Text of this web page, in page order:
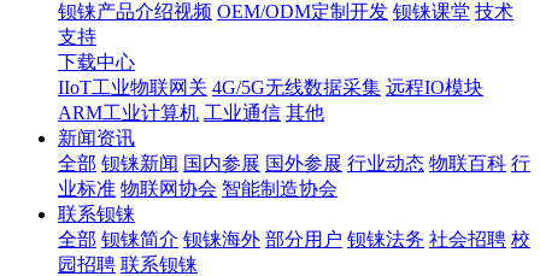
钡铼产品介绍视频 OEM/ODM定制开发 钡铼课堂 技术
支持
下载中心
IIoT工业物联网关 4G/5G无线数据采集 远程IO模块
ARM工业计算机 工业通信 其他
新闻资讯
全部 钡铼新闻 国内参展 国外参展 行业动态 物联百科 行
业标准 物联网协会 智能制造协会
联系钡铼
全部 钡铼简介 钡铼海外 部分用户 钡铼法务 社会招聘 校
园招聘 联系钡铼